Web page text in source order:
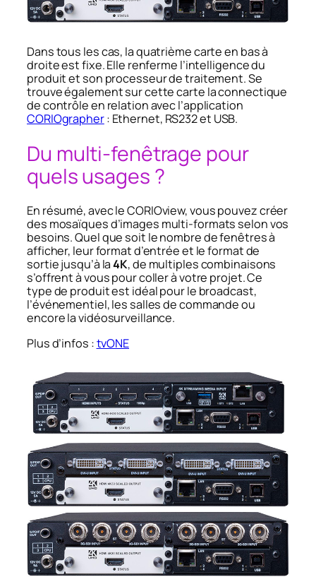
Dans tous les cas, la quatrième carte en bas à
droite est fixe. Elle renferme l’intelligence du
produit et son processeur de traitement. Se
trouve également sur cette carte la connectique
de contrôle en relation avec l’application
CORIOgrapher: Ethernet, RS232 et USB.
Du multi-fenêtrage pour
quels usages ?
En résumé, avec le CORIOview, vous pouvez créer
des mosaïques d’images multi-formats selon vos
besoins. Quel que soit le nombre de fenêtres à
afficher, leur format d’entrée et le format de
sortie jusqu’à la4K, de multiples combinaisons
s’offrent à vous pour coller à votre projet. Ce
type de produit est idéal pour le broadcast,
l’événementiel, les salles de commande ou
encore la vidéosurveillance.
Plus d’infos :tvONE